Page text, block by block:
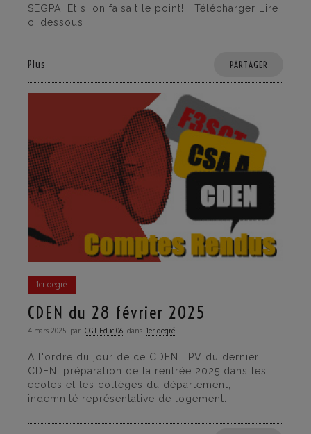
SEGPA: Et si on faisait le point! Télécharger Lire
ci dessous
Plus PARTAGER
1er degré
CDEN du 28 février 2025
4 mars 2025 par CGT·Educ 06 dans 1er degré
À l'ordre du jour de ce CDEN : PV du dernier
CDEN, préparation de la rentrée 2025 dans les
écoles et les collèges du département,
indemnité représentative de logement.